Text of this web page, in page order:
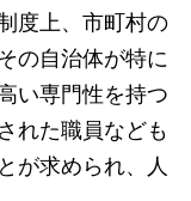
度上、市町村の
の自治体が特に
い専門性を持つ
れた職員なども
が求められ、人